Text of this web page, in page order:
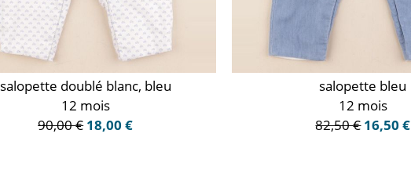
salopette doublé blanc, bleu
12 mois
90,00 € 18,00 €
salopette bleu
12 mois
82,50 €16,50 €